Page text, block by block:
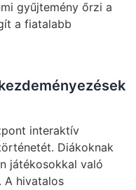
gyűjtemény őrzi a
a fiatalabb
interaktív
Diákoknak
játékosokkal való
A hivatalos